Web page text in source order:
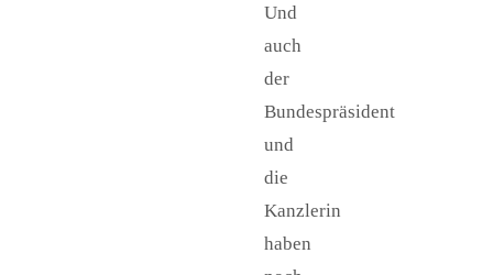
Und
auch
der
Bundespräsident
und
die
Kanzlerin
haben